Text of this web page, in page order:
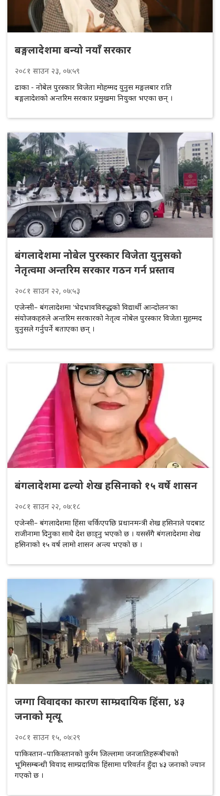
बङ्गलादेशमा बन्यो नयाँ सरकार
२०८१ साउन २३, ०७:५९
ढाका - नोबेल पुरस्कार विजेता मोहम्मद युनुस मङ्गलबार राति
बङ्गलादेशकाे अन्तरिम सरकार प्रमुखमा नियुक्त भएका छन् ।
बंगलादेशमा नोबेल पुरस्कार विजेता युनुसको
नेतृत्वमा अन्तरिम सरकार गठन गर्न प्रस्ताव
२०८१ साउन २२, ०७:५३
एजेन्सी– बंगलादेशमा 'भेदभावविरुद्धको विद्यार्थी आन्दोलन'का
संयोजकहरुले अन्तरिम सरकारको नेतृत्व नोबेल पुरस्कार विजेता मुहम्मद
युनुसले गर्नुपर्ने बताएका छन् ।
बंगलादेशमा ढल्यो शेख हसिनाको १५ वर्षे शासन
२०८१ साउन २२, ०७:१८
एजेन्सी– बंगलादेशमा हिंसा चर्किएपछि प्रधानमन्त्री शेख हसिनाले पदबाट
राजीनामा दिनुका साथै देश छाड्नु भएको छ । यससँगै बंगलादेशमा शेख
हसिनाको १५ वर्ष लामो शासन अन्त्य भएको छ ।
जग्गा विवादका कारण साम्प्रदायिक हिंसा, ४३
जनाको मृत्यू
२०८१ साउन १५, ०७:२९
पाकिस्तान–पाकिस्तानको कुर्रम जिल्लामा जनजातिहरूबीचको
भूमिसम्बन्धी विवाद साम्प्रदायिक हिंसामा परिवर्तन हुँदा ४३ जनाको ज्यान
गएको छ ।